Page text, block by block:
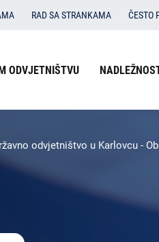
RAD SA STRANKAMA ČESTO
-
O
ODVJETNIŠTVU
odvjetništvo u Karlovcu -